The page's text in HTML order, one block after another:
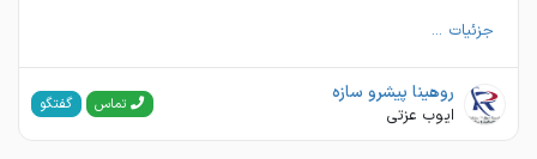
جزئیات ...
روهینا پیشرو سازه
ایوب عزتی تماس گفتگو